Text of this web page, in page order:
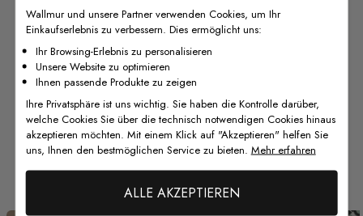
Von unseren Kunden
Wallmur und unsere Partner verwenden Cookies, um Ihr
Einkaufserlebnis zu verbessern. Dies ermöglicht uns:
Ihr Browsing-Erlebnis zu personalisieren
Unsere Website zu optimieren
Ihnen passende Produkte zu zeigen
Ihre Privatsphäre ist uns wichtig. Sie haben die Kontrolle darüber,
welche Cookies Sie über die technisch notwendigen Cookies hinaus
akzeptieren möchten. Mit einem Klick auf "Akzeptieren" helfen Sie
uns, Ihnen den bestmöglichen Service zu bieten. Mehr erfahren
ALLE AKZEPTIEREN